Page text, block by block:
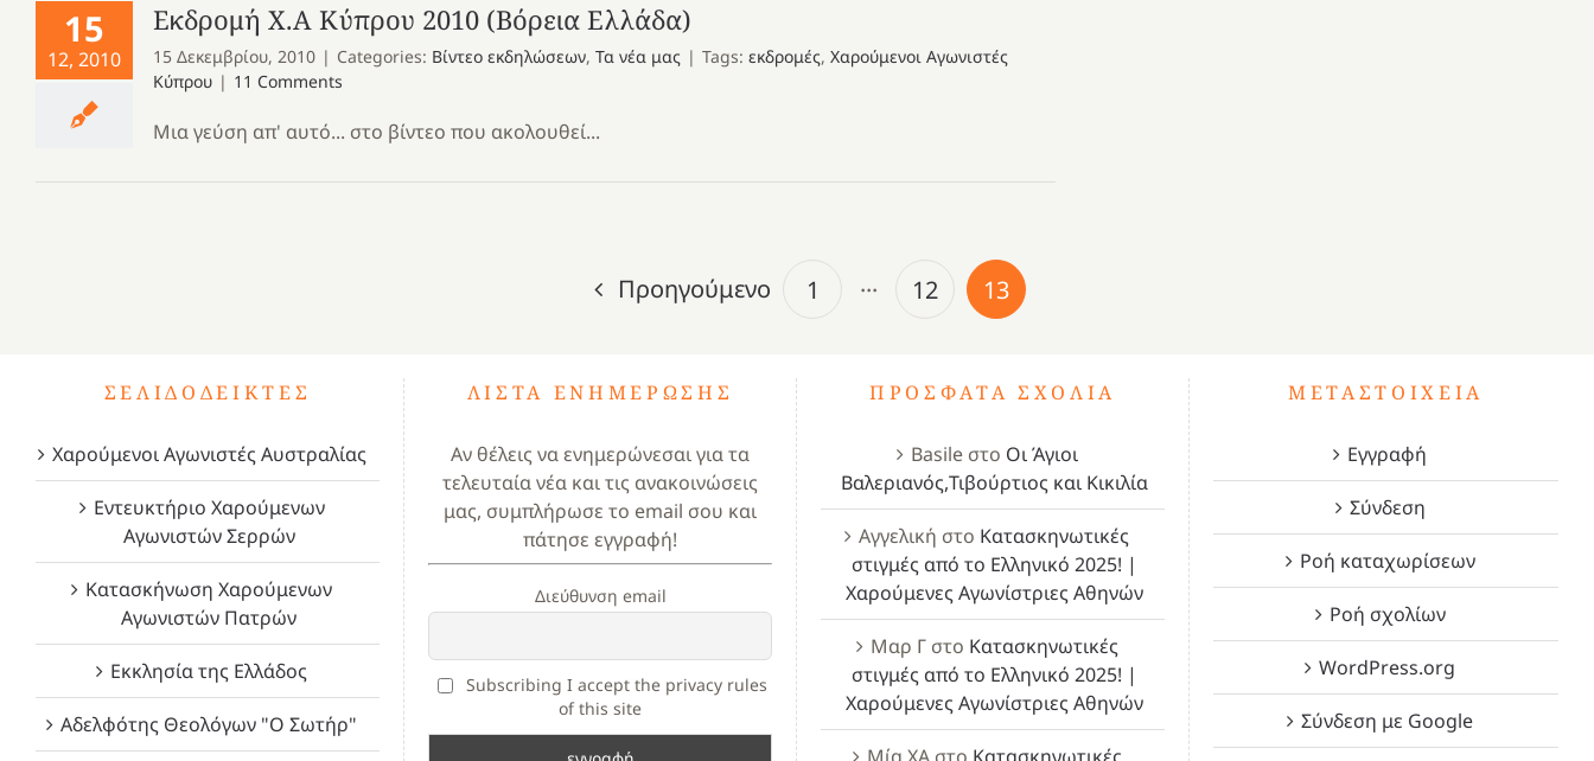
15
12, 2010
Εκδρομή Χ.Α Κύπρου 2010 (Βόρεια Ελλάδα)
15 Δεκεμβρίου, 2010 | Categories: Βίντεο εκδηλώσεων, Τα νέα μας | Tags: εκδρομές, Χαρούμενοι Αγωνιστές
Κύπρου | 11 Comments
Μια γεύση απ' αυτό... στο βίντεο που ακολουθεί...
Προηγούμενο 1 ··· 12 13
ΣΕΛΙΔΟΔΕΊΚΤΕΣ
Χαρούμενοι Αγωνιστές Αυστραλίας
Εντευκτήριο Χαρούμενων
Αγωνιστών Σερρών
Κατασκήνωση Χαρούμενων
Αγωνιστών Πατρών
Εκκλησία της Ελλάδος
Αδελφότης Θεολόγων "Ο Σωτήρ"
ΛΊΣΤΑ ΕΝΗΜΈΡΩΣΗΣ
Αν θέλεις να ενημερώνεσαι για τα
τελευταία νέα και τις ανακοινώσεις
μας, συμπλήρωσε το email σου και
πάτησε εγγραφή!
Διεύθυνση email
Subscribing I accept the privacy rules
of this site
ΠΡΌΣΦΑΤΑ ΣΧΌΛΙΑ
Basileστο Οι Άγιοι
Βαλεριανός,Τιβούρτιος και Κικιλία
Αγγελική στο Κατασκηνωτικές
στιγμές από το Ελληνικό 2025! |
Χαρούμενες Αγωνίστριες Αθηνών
Μαρ Γστο Κατασκηνωτικές
στιγμές από το Ελληνικό 2025! |
Χαρούμενες Αγωνίστριες Αθηνών
ΜΕΤΑΣΤΟΙΧΕΊΑ
Εγγραφή
Σύνδεση
Ροή καταχωρίσεων
Ροή σχολίων
WordPress.org
Σύνδεση με Google